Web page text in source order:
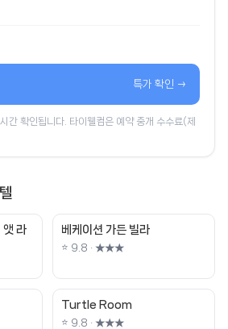
특가 확인 →
간 확인됩니다. 타이웰컴은 예약 중개 수수료(제
앳 라
베케이션 가든 빌라
⭐ 9.8 · ★★★
Turtle Room
⭐ 9.8 · ★★★